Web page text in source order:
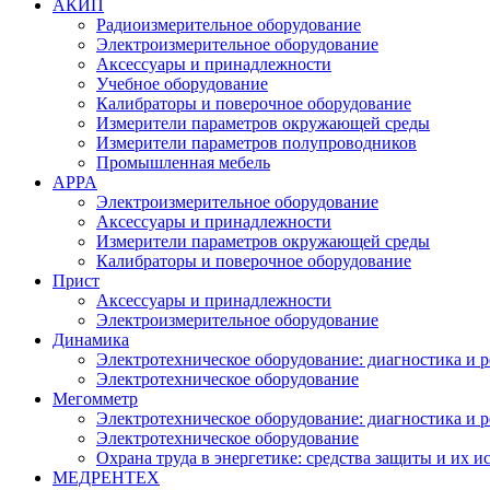
АКИП
Радиоизмерительное оборудование
Электроизмерительное оборудование
Аксессуары и принадлежности
Учебное оборудование
Калибраторы и поверочное оборудование
Измерители параметров окружающей среды
Измерители параметров полупроводников
Промышленная мебель
APPA
Электроизмерительное оборудование
Аксессуары и принадлежности
Измерители параметров окружающей среды
Калибраторы и поверочное оборудование
Прист
Аксессуары и принадлежности
Электроизмерительное оборудование
Динамика
Электротехническое оборудование: диагностика и
Электротехническое оборудование
Мегомметр
Электротехническое оборудование: диагностика и
Электротехническое оборудование
Охрана труда в энергетике: средства защиты и их
МЕДРЕНТЕХ